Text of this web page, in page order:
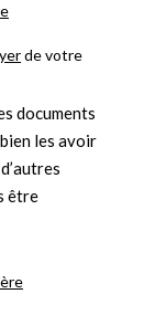
de votre
documents
les avoir
être